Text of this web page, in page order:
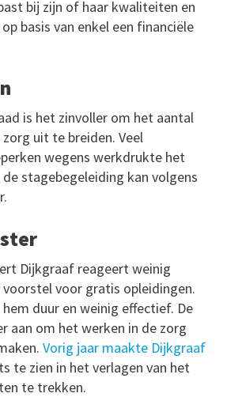
bij zijn of haar kwaliteiten en
basis van enkel een financiële
is het zinvoller om het aantal
uit te breiden. Veel
wegens werkdrukte het
stagebegeleiding kan volgens
Dijkgraaf reageert weinig
voor gratis opleidingen.
duur en weinig effectief. De
aan om het werken in de zorg
Vorig jaar maakte Dijkgraaf
te zien in het verlagen van het
te trekken.